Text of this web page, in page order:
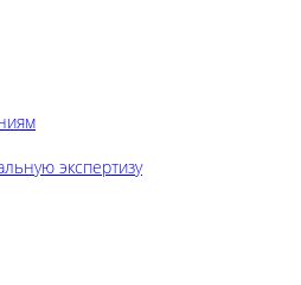
экспертизу